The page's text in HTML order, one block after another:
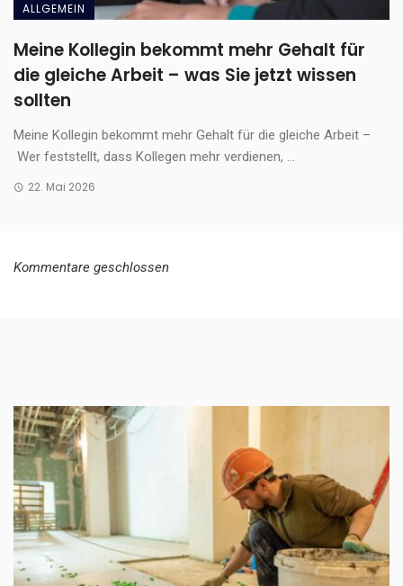
ALLGEMEIN
Meine Kollegin bekommt mehr Gehalt für
die gleiche Arbeit – was Sie jetzt wissen
sollten
Meine Kollegin bekommt mehr Gehalt für die gleiche Arbeit –
Wer feststellt, dass Kollegen mehr verdienen, ...
22. Mai 2026
Kommentare geschlossen